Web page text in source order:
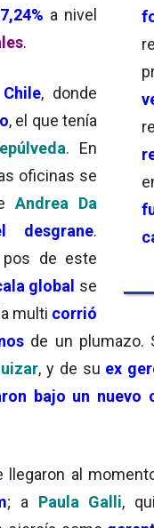
a nivel
.
, donde
, el que tenía
. En
oficinas se
Andrea Da
desgrane.
de este
global se
multi corrió
de un plumazo.
, y de su ex
bajo un nuevo
llegaron al
; a Paula Galli,